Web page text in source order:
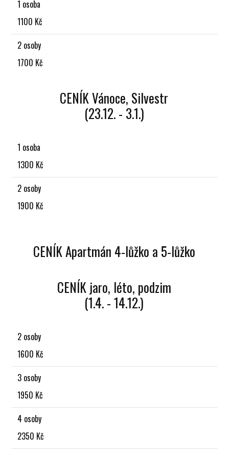
1 osoba
1100 Kč
2 osoby
1700 Kč
CENÍK Vánoce, Silvestr
(23.12. - 3.1.)
1 osoba
1300 Kč
2 osoby
1900 Kč
CENÍK Apartmán 4-lůžko a 5-lůžko
CENÍK jaro, léto, podzim
(1.4. - 14.12.)
2 osoby
1600 Kč
3 osoby
1950 Kč
4 osoby
2350 Kč